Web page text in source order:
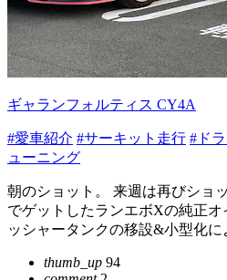
ギャランフォルティス CY4A
#愛車紹介 #サーキット走行 #ド
ューニング
朝のショット。 来週は再びショ
でゲットしたランエボXの純正
ッシャータンクの移設&小型化に
thumb_up 94